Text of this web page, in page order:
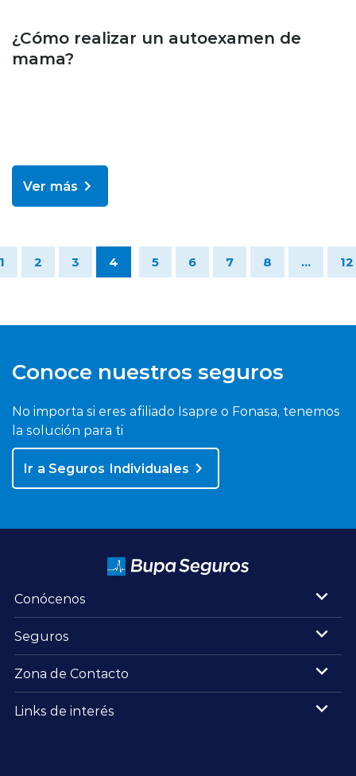
¿Cómo realizar un autoexamen de
mama?
Ver más
2 3 4 5 6 7 8 ... 12
Conoce nuestros seguros
No importa si eres afiliado Isapre o Fonasa, tenemos
la solución para ti
Ir a Seguros Individuales
Conócenos
Seguros
Zona de Contacto
Links de interés